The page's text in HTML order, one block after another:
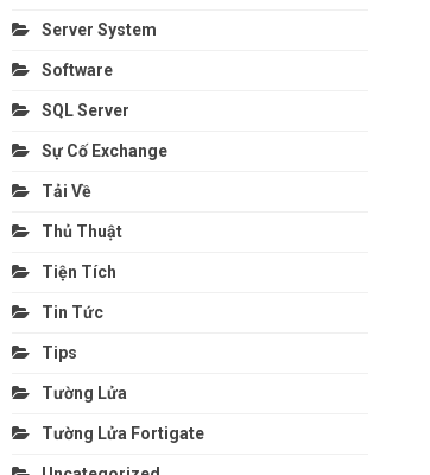
Server System
Software
SQL Server
Sự Cố Exchange
Tải Về
Thủ Thuật
Tiện Tích
Tin Tức
Tips
Tường Lửa
Tường Lửa Fortigate